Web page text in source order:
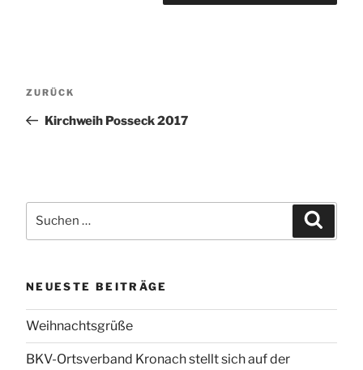
Vorheriger
ZURÜCK
Kirchweih Posseck 2017
nach:
NEUESTE BEITRÄGE
Weihnachtsgrüße
BKV-Ortsverband Kronach stellt sich auf der